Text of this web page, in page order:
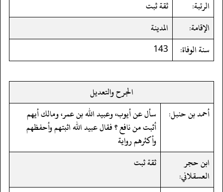
الرتبة:
ثقة ثبت
الإقامة:
المدينة
سنة الوفاة:
143
الجرح والتعديل
أحمد بن حنبل:
سأل عن أيوب، وعبيد الله بن عمر، ومالك أيهم
أثبت من نافع ؟ فقال عبيد الله اثبتهم وأحفظهم
وأكثرهم رواية
ابن حجر
العسقلاني:
ثقة ثبت